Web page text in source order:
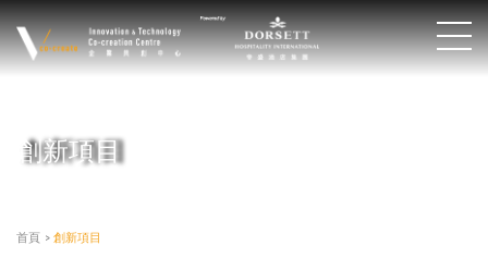
創新項目
首頁 > 創新項目